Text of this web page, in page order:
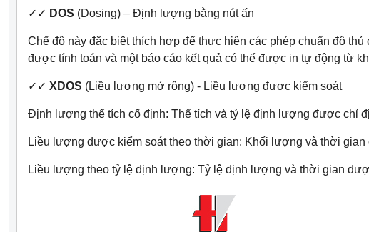
✓✓ DOS (Dosing) – Định lượng bằng nút ấn
Chế độ này đặc biệt thích hợp để thực hiện các phép chuẩn độ
được tính toán và một báo cáo kết quả có thể được in tự động từ
✓✓ XDOS (Liều lượng mở rộng) - Liều lượng được kiểm soát
Định lượng thể tích cố định: Thể tích và tỷ lệ định lượng được chỉ
Liều lượng được kiểm soát theo thời gian: Khối lượng và thời
Liều lượng theo tỷ lệ định lượng: Tỷ lệ định lượng và thời gian